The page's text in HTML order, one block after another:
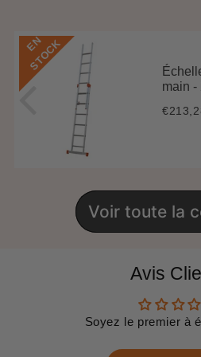
E
N
S
T
O
C
K
main -
Prix
Voir toute la
Avis
Soyez le premier à